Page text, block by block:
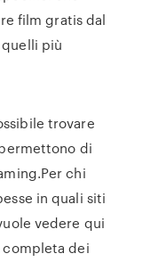
film gratis dal
più
trovare
di
chi
in quali siti
vedere qui
completa dei